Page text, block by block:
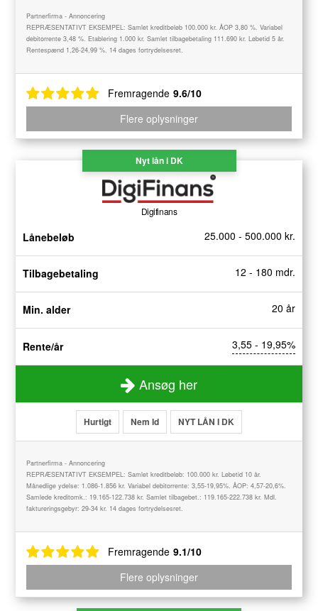
Nyt lån i DK
Digifinans
25.000 - 500.000 kr.
Lånebeløb
12 - 180 mdr.
Tilbagebetaling
20 år
Min. alder
3,55 - 19,95%
Rente/år
Ansøg her
Hurtigt Nem Id NYT LÅN I DK
Partnerfirma - Annoncering
REPRÆSENTATIVT EKSEMPEL: Samlet kreditbeløb: 100.000 kr. Løbetid 10 år.
Månedlige ydelse: 1.086-1.856 kr. Variabel debitorrente: 3,55-19,95%. ÅOP: 4,57-20,6%.
Samlede kreditomk.: 19.165-122.738 kr. Samlet tilbagebet.: 119.165-222.738 kr. Mdl.
faktureringsgebyr: 29-34 kr. 14 dages fortrydelsesret.
Fremragende 9.1/10
Flere oplysninger
Partnerfirma - Annoncering
REPRÆSENTATIVT EKSEMPEL: Samlet kreditbeløb 100.000 kr. ÅOP 3,80 %. Variabel
debitorrente 3,48 %. Etablering 1.000 kr. Samlet tilbagebetaling 111.690 kr. Løbetid 5 år.
Rentespænd 1,26-24,99 %. 14 dages fortrydelsesret.
Fremragende 9.6/10
Flere oplysninger